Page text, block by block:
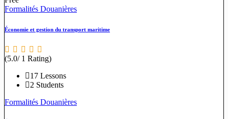
Formalités Douanières
Économie et gestion du transport maritime
(5.0/ 1 Rating)
17 Lessons
2 Students
Formalités Douanières